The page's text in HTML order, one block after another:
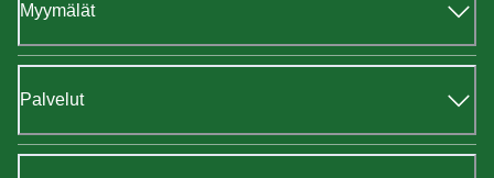
Myymälät
Palvelut